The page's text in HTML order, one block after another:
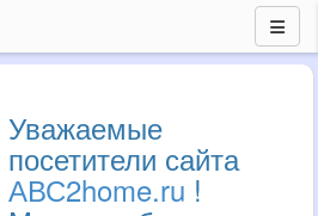
Уважаемые
посетители сайта
АВС2home.ru !